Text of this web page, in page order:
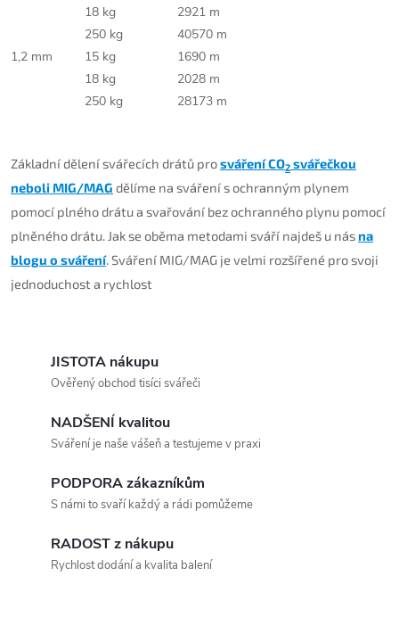
18 kg
2921 m
250 kg
40570 m
1,2 mm
15 kg
1690 m
18 kg
2028 m
250 kg
28173 m
Základní dělení svářecích drátů prosváření CO2 svářečkou
neboli MIG/MAG dělíme na sváření s ochranným plynem
pomocí plného drátu a svařování bez ochranného plynu pomocí
plněného drátu. Jak se oběma metodami sváří najdeš u násna
blogu o sváření. Sváření MIG/MAG je velmi rozšířené pro svoji
jednoduchost a rychlost
JISTOTA nákupu
Ověřený obchod tisíci svářeči
NADŠENÍ kvalitou
Sváření je naše vášeň a testujeme v praxi
PODPORA zákazníkům
S námi to svaří každý a rádi pomůžeme
RADOST z nákupu
Rychlost dodání a kvalita balení